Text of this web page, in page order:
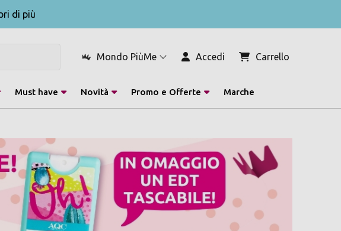
di più
Mondo PiùMe Accedi Carrello
Must have Novità Promo e Offerte Marche